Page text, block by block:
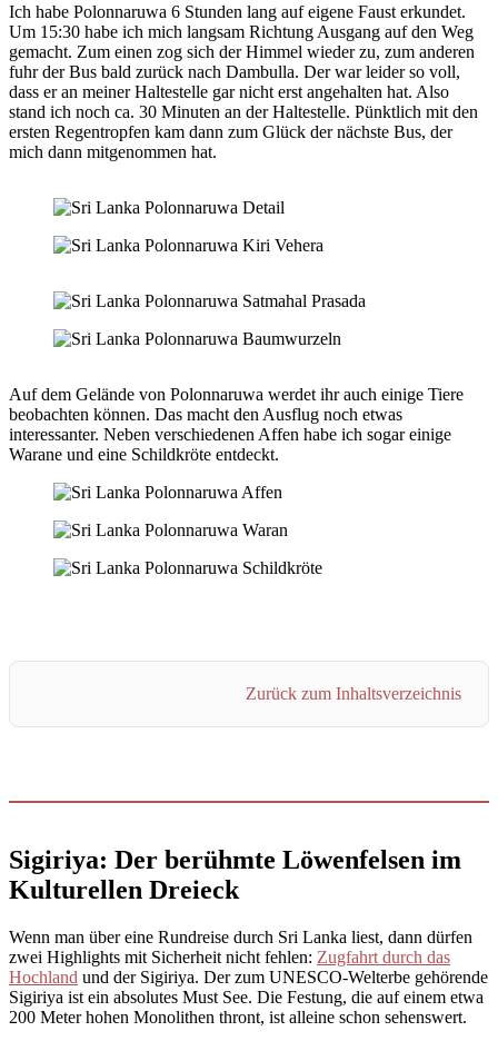
Ich habe Polonnaruwa 6 Stunden lang auf eigene Faust erkundet.
Um 15:30 habe ich mich langsam Richtung Ausgang auf den Weg
gemacht. Zum einen zog sich der Himmel wieder zu, zum anderen
fuhr der Bus bald zurück nach Dambulla. Der war leider so voll,
dass er an meiner Haltestelle gar nicht erst angehalten hat. Also
stand ich noch ca. 30 Minuten an der Haltestelle. Pünktlich mit den
ersten Regentropfen kam dann zum Glück der nächste Bus, der
mich dann mitgenommen hat.
Auf dem Gelände von Polonnaruwa werdet ihr auch einige Tiere
beobachten können. Das macht den Ausflug noch etwas
interessanter. Neben verschiedenen Affen habe ich sogar einige
Warane und eine Schildkröte entdeckt.
Zurück zum Inhaltsverzeichnis
Sigiriya: Der berühmte Löwenfelsen im
Kulturellen Dreieck
Wenn man über eine Rundreise durch Sri Lanka liest, dann dürfen
zwei Highlights mit Sicherheit nicht fehlen: Zugfahrt durch das
Hochland und der Sigiriya. Der zum UNESCO-Welterbe gehörende
Sigiriya ist ein absolutes Must See. Die Festung, die auf einem etwa
200 Meter hohen Monolithen thront, ist alleine schon sehenswert.